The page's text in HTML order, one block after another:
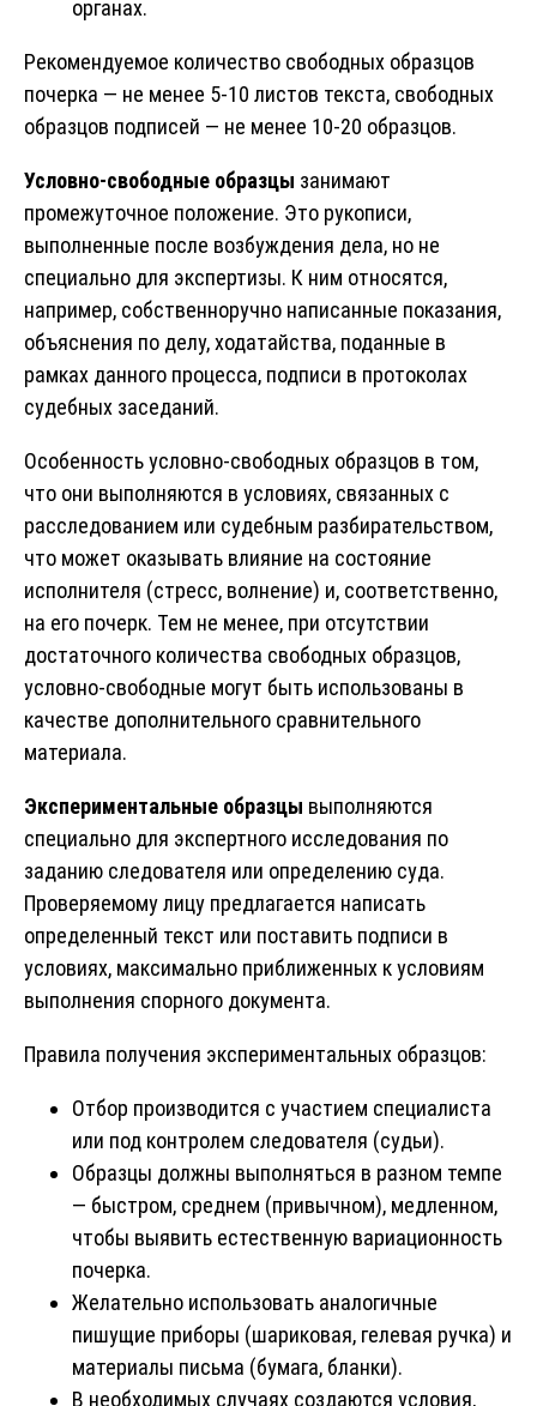
органах.
Рекомендуемое количество свободных образцов
почерка — не менее 5-10 листов текста, свободных
образцов подписей — не менее 10-20 образцов.
Условно-свободные образцы занимают
промежуточное положение. Это рукописи,
выполненные после возбуждения дела, но не
специально для экспертизы. К ним относятся,
например, собственноручно написанные показания,
объяснения по делу, ходатайства, поданные в
рамках данного процесса, подписи в протоколах
судебных заседаний.
Особенность условно-свободных образцов в том,
что они выполняются в условиях, связанных с
расследованием или судебным разбирательством,
что может оказывать влияние на состояние
исполнителя (стресс, волнение) и, соответственно,
на его почерк. Тем не менее, при отсутствии
достаточного количества свободных образцов,
условно-свободные могут быть использованы в
качестве дополнительного сравнительного
материала.
Экспериментальные образцы выполняются
специально для экспертного исследования по
заданию следователя или определению суда.
Проверяемому лицу предлагается написать
определенный текст или поставить подписи в
условиях, максимально приближенных к условиям
выполнения спорного документа.
Правила получения экспериментальных образцов:
Отбор производится с участием специалиста
или под контролем следователя (судьи).
Образцы должны выполняться в разном темпе
— быстром, среднем (привычном), медленном,
чтобы выявить естественную вариационность
почерка.
Желательно использовать аналогичные
пишущие приборы (шариковая, гелевая ручка) и
материалы письма (бумага, бланки).
В необходимых случаях создаются условия,